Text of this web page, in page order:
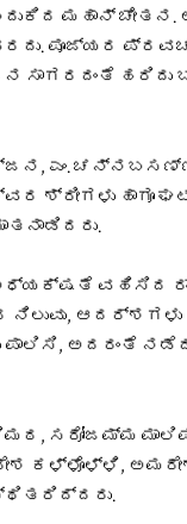
ಮಹಾನ್ ಚೇತನ.
ಪೂಜ್ಯರ
ಹರಿದು
ಎಂ. ಚನ್ನಬಸಣ್ಣ,
ಶ್ರೀಗಳು ಹಾಗೂ
ವಹಿಸಿದ
ನಿಲುವು,
ಅದರಂತೆ
ಸರೋಜಮ್ಮ
ಕಳ್ಳೊಳ್ಳಿ,